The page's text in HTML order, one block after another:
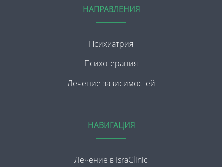
НАПРАВЛЕНИЯ
Психиатрия
Психотерапия
Лечение зависимостей
НАВИГАЦИЯ
Лечение в IsraClinic